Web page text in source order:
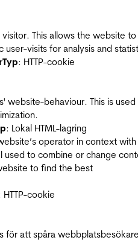
This allows the website to
visits for analysis and
Typ: HTTP-cookie
website-behaviour. This is
: Lokal HTML-lagring
operator in context with
used to combine or change
to find the best
HTTP-cookie
för att spåra